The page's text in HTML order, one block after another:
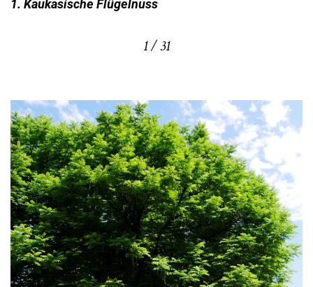
1. Kaukasische Flügelnuss
1 / 31